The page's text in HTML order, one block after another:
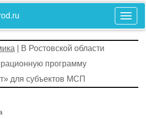
| В Ростовской области
программу
для субъектов МСП